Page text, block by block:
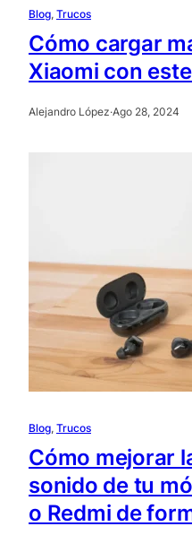
Blog, Trucos
Cómo cargar
Xiaomi con
Alejandro López·Ago 28, 2024
Blog, Trucos
Cómo mejorar
sonido de tu
o Redmi de